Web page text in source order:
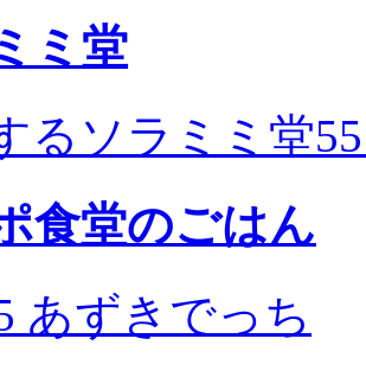
ミ堂
るソラミミ堂
食堂のごはん
あずきでっち